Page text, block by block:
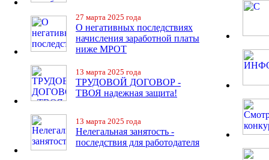
27 марта 2025 года
О негативных последствиях
начисления заработной платы
ниже МРОТ
13 марта 2025 года
ТРУДОВОЙ ДОГОВОР -
ТВОЯ надежная защита!
13 марта 2025 года
Нелегальная занятость -
последствия для работодателя